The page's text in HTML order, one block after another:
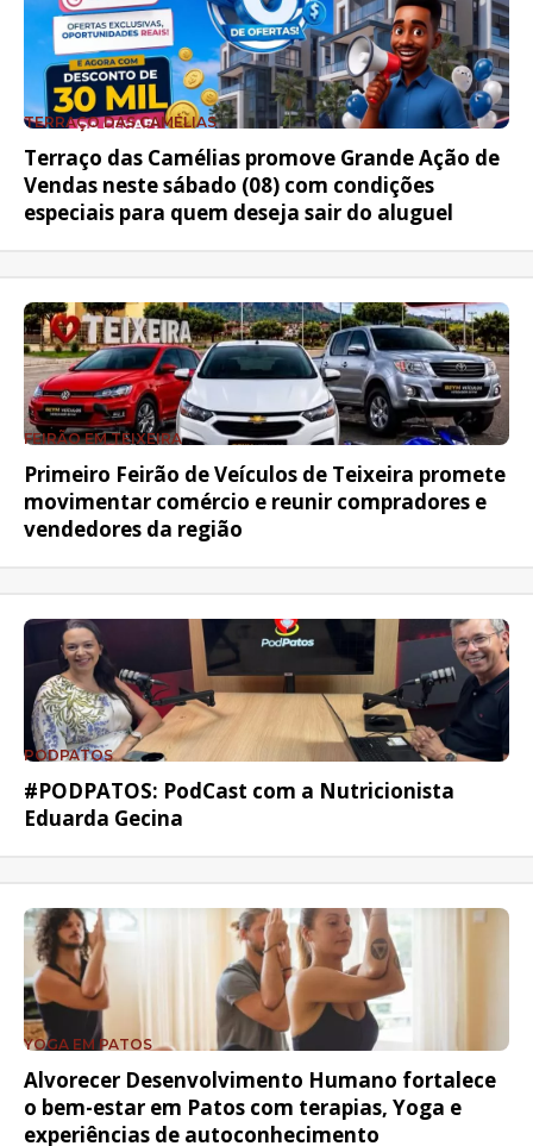
TERRAÇO DAS CAMÉLIAS
Terraço das Camélias promove Grande Ação de
Vendas neste sábado (08) com condições
especiais para quem deseja sair do aluguel
FEIRÃO EM TEIXEIRA
Primeiro Feirão de Veículos de Teixeira promete
movimentar comércio e reunir compradores e
vendedores da região
PODPATOS
#PODPATOS: PodCast com a Nutricionista
Eduarda Gecina
YOGA EM PATOS
Alvorecer Desenvolvimento Humano fortalece
o bem-estar em Patos com terapias, Yoga e
experiências de autoconhecimento